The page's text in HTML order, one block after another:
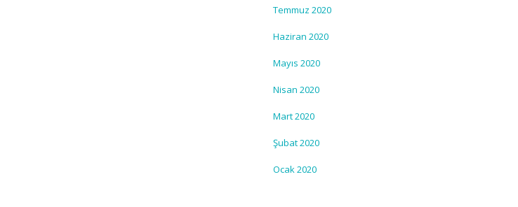
Temmuz 2020
Haziran 2020
Mayıs 2020
Nisan 2020
Mart 2020
Şubat 2020
Ocak 2020